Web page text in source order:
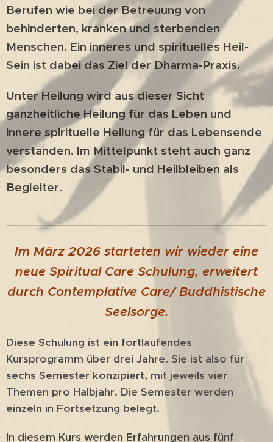
Berufen wie bei der Betreuung von
behinderten, kranken und sterbenden
Menschen. Ein inneres und spirituelles Heil-
Sein ist dabei das Ziel der Dharma-Praxis.
Unter Heilung wird aus dieser Sicht
ganzheitliche Heilung für das Leben und
innere spirituelle Heilung für das Lebensende
verstanden. Im Mittelpunkt steht auch ganz
besonders das Stabil- und Heilbleiben als
Begleiter.
Im März 2026 starteten wir wieder eine
neue Spiritual Care Schulung, erweitert
durch Contemplative Care/ Buddhistische
Seelsorge.
Diese Schulung ist ein fortlaufendes
Kursprogramm über drei Jahre. Sie ist also für
sechs Semester konzipiert, mit jeweils vier
Themen pro Halbjahr. Die Semester werden
einzeln in Fortsetzung belegt.
In diesem Kurs werden Erfahrungen aus fünf